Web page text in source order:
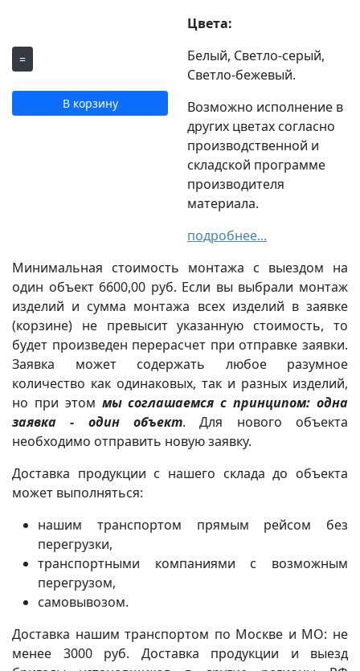
В корзину
Цвета:
Белый, Светло-серый,
Светло-бежевый.
Возможно исполнение в
других цветах согласно
производственной и
складской программе
производителя
материала.
подробнее...
Минимальная стоимость монтажа с выездом на
один объект 6600,00 руб. Если вы выбрали монтаж
изделий и сумма монтажа всех изделий в заявке
(корзине) не превысит указанную стоимость, то
будет произведен перерасчет при отправке заявки.
Заявка может содержать любое разумное
количество как одинаковых, так и разных изделий,
но при этом мы соглашаемся с принципом: одна
заявка - один объект. Для нового объекта
необходимо отправить новую заявку.
Доставка продукции с нашего склада до объекта
может выполняться:
нашим транспортом прямым рейсом без
перегрузки,
транспортными компаниями с возможным
перегрузом,
самовывозом.
Доставка нашим транспортом по Москве и МО: не
менее 3000 руб. Доставка продукции и выезд